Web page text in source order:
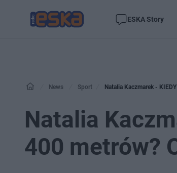
ESKA Story
News Sport Natalia Kaczmarek -
Natalia
400 metrów?